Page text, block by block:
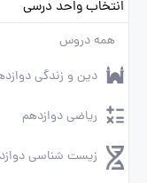
انتخاب واحد درسی
همه دروس
دین و زندگی
ریاضی دوازدهم
زیست شناسی